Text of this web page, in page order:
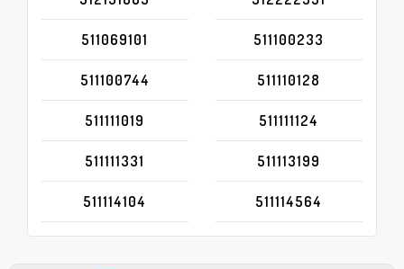
511069101 511100233
511100744 511110128
511111019 511111124
511111331 511113199
511114104 511114564